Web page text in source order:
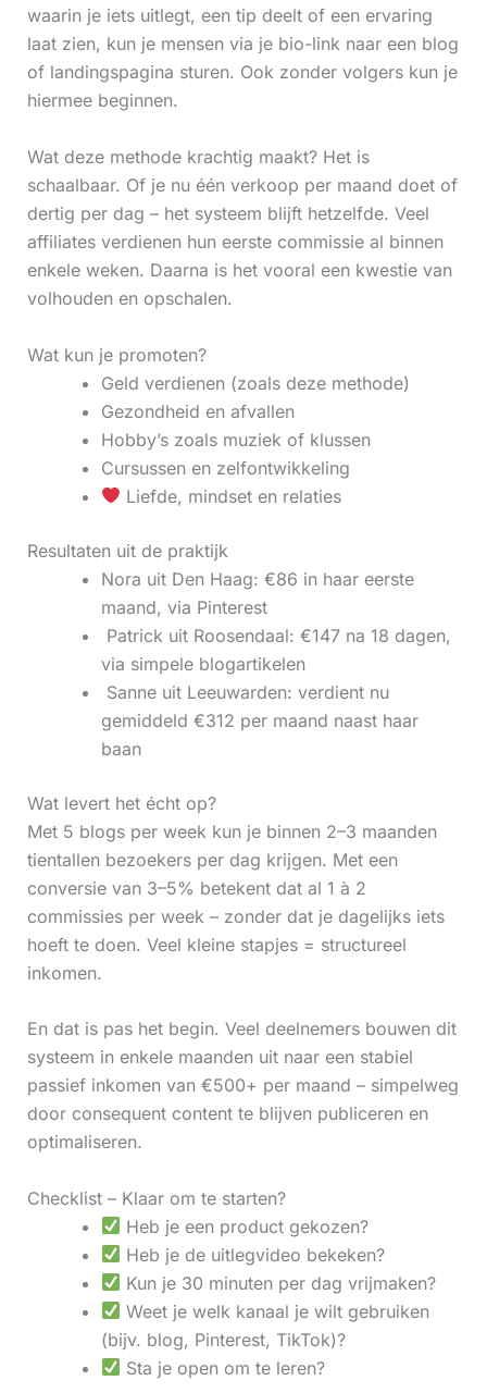
waarin je iets uitlegt, een tip deelt of een ervaring
laat zien, kun je mensen via je bio-link naar een blog
of landingspagina sturen. Ook zonder volgers kun je
hiermee beginnen.
Wat deze methode krachtig maakt? Het is
schaalbaar. Of je nu één verkoop per maand doet of
dertig per dag – het systeem blijft hetzelfde. Veel
affiliates verdienen hun eerste commissie al binnen
enkele weken. Daarna is het vooral een kwestie van
volhouden en opschalen.
Wat kun je promoten?
Geld verdienen (zoals deze methode)
Gezondheid en afvallen
Hobby’s zoals muziek of klussen
Cursussen en zelfontwikkeling
Liefde, mindset en relaties
Resultaten uit de praktijk
Nora uit Den Haag: €86 in haar eerste
maand, via Pinterest
‍ Patrick uit Roosendaal: €147 na 18 dagen,
via simpele blogartikelen
‍ Sanne uit Leeuwarden: verdient nu
gemiddeld €312 per maand naast haar
baan
Wat levert het écht op?
Met 5 blogs per week kun je binnen 2–3 maanden
tientallen bezoekers per dag krijgen. Met een
conversie van 3–5% betekent dat al 1 à 2
commissies per week – zonder dat je dagelijks iets
hoeft te doen. Veel kleine stapjes = structureel
inkomen.
En dat is pas het begin. Veel deelnemers bouwen dit
systeem in enkele maanden uit naar een stabiel
passief inkomen van €500+ per maand – simpelweg
door consequent content te blijven publiceren en
optimaliseren.
Checklist – Klaar om te starten?
Heb je een product gekozen?
Heb je de uitlegvideo bekeken?
Kun je 30 minuten per dag vrijmaken?
Weet je welk kanaal je wilt gebruiken
(bijv. blog, Pinterest, TikTok)?
Sta je open om te leren?